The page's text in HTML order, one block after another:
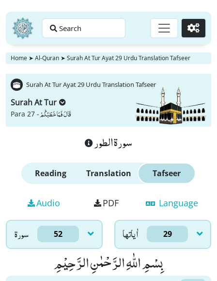
Search Go
Home ➤ Al-Quran ➤ Surah At Tur Ayat 29 Urdu Translation Tafseer
Surah At Tur Ayat 29 Urdu Translation Tafseer
Surah At Tur
Para 27 -قَالَ فَمَا خَطْبُكُمْ
سورة الطور
Reading Translation Tafseer
Audio PDF Language
سورۃ 52 اٰياتها 29
بِسْمِ اللّٰهِ الرَّحْمٰنِ الرَّحِیْمِ